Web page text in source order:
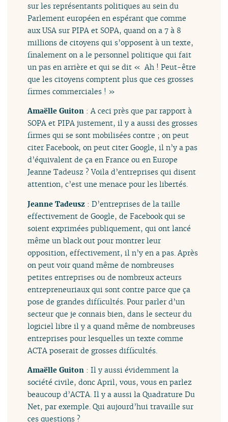
sur les représentants politiques au sein du
Parlement européen en espérant que comme
aux USA sur PIPA et SOPA, quand on a 7 à 8
millions de citoyens qui s’opposent à un texte,
finalement on a le personnel politique qui fait
un pas en arrière et qui se dit « Ah ! Peut-être
que les citoyens comptent plus que ces grosses
firmes commerciales ! »
Amaëlle Guiton : A ceci près que par rapport à
SOPA et PIPA justement, il y a aussi des grosses
firmes qui se sont mobilisées contre ; on peut
citer Facebook, on peut citer Google, il n’y a pas
d’équivalent de ça en France ou en Europe
Jeanne Tadeusz ? Voila d’entreprises qui disent
attention, c’est une menace pour les libertés.
Jeanne Tadeusz : D’entreprises de la taille
effectivement de Google, de Facebook qui se
soient exprimées publiquement, qui ont lancé
même un black out pour montrer leur
opposition, effectivement, il n’y en a pas. Après
on peut voir quand même de nombreuses
petites entreprises ou de nombreux acteurs
entrepreneuriaux qui sont contre parce que ça
pose de grandes difficultés. Pour parler d’un
secteur que je connais bien, dans le secteur du
logiciel libre il y a quand même de nombreuses
entreprises pour lesquelles un texte comme
ACTA poserait de grosses difficultés.
Amaëlle Guiton : Il y aussi évidemment la
société civile, donc April, vous, vous en parlez
beaucoup d’ACTA. Il y a aussi la Quadrature Du
Net, par exemple. Qui aujourd’hui travaille sur
ces questions ?